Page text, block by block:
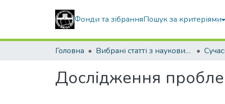
Фонди та зібранняПошук за критеріями
Головна Вибрані статті з наукових збірників КНУБА
Дослідження